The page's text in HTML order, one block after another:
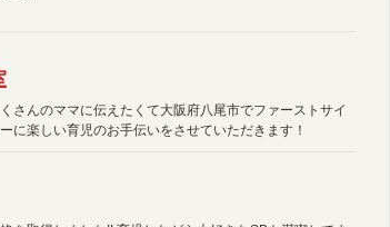
さんのママに伝えたくて大阪府八尾市でファーストサイ
楽しい育児のお手伝いをさせていただきます！